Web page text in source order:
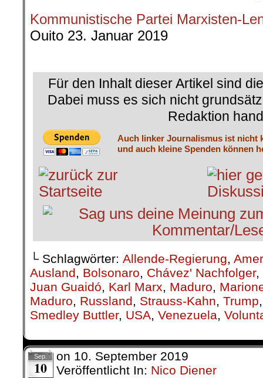
Kommunistische Partei Marxisten-
Ouito 23. Januar 2019
Für den Inhalt dieser Artikel sind
Dabei muss es sich nicht
Redaktion
Auch linker Journalismus ist nicht
und auch kleine Spenden können
└ Schlagwörter: Allende-Regierung
Ausland
Bolsonaro Chávez' Nachfolger,
Juan Guaidó
Karl Marx Maduro
Maduro
Russland Strauss-Kahn Trump
Smedley Buttler, USA Venezuela
Sep.
10
on 10. September 2019
Veröffentlicht In: Nico Diener